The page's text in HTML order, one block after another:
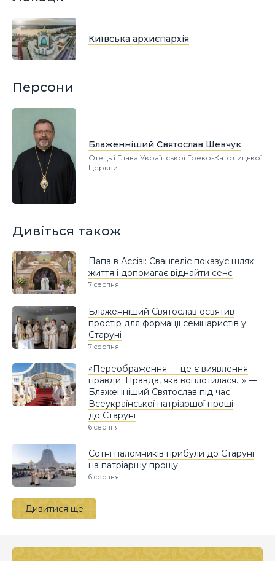
Київська архиєпархія
Персони
Блаженніший Святослав Шевчук
Отець і Глава Української Греко-Католицької
Церкви
Дивіться також
Папа в Ассізі: Євангеліє показує шлях
життя і допомагає віднайти сенс
7 серпня
Блаженніший Святослав освятив
простір для формації семінаристів у
Старуні
7 серпня
«Переображення — це є виявлення
правди. Правда, яка воплотилася…» —
Блаженніший Святослав під час
Всеукраїнської патріаршої прощі
до Старуні
6 серпня
Сотні паломників прибули до Старуні
на патріаршу прощу
6 серпня
Дивитися ще